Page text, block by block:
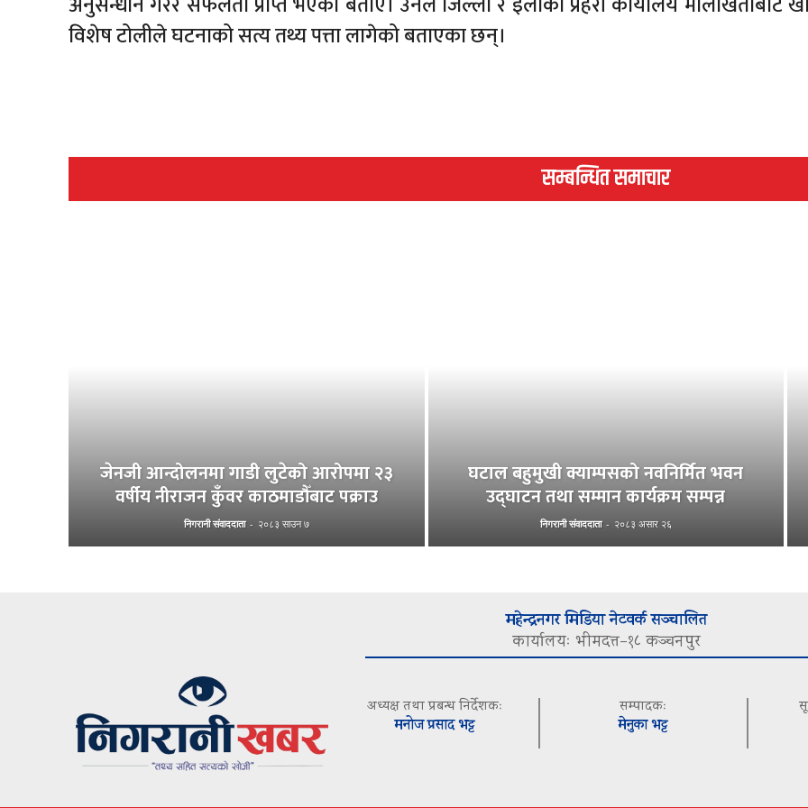
विशेष टोलीले घटनाको सत्य तथ्य पत्ता लागेको बताएका छन्।
सम्बन्धित समाचार
जेनजी आन्दोलनमा गाडी लुटेको आरोपमा २३
वर्षीय नीराजन कुँवर काठमाडौँबाट पक्राउ
निगरानी संवाददाता - २०८३ साउन ७
घटाल बहुमुखी क्याम्पसको नवनिर्मित भवन
उद्घाटन तथा सम्मान कार्यक्रम सम्पन्न
निगरानी संवाददाता - २०८३ असार २६
महेन्द्रनगर मिडिया नेटवर्क सञ्चालित
कार्यालयः भीमदत्त–१८ कञ्चनपुर
अध्यक्ष तथा प्रबन्ध निर्देशकः
मनोज प्रसाद भट्ट
सम्पादकः
मेनुका भट्ट